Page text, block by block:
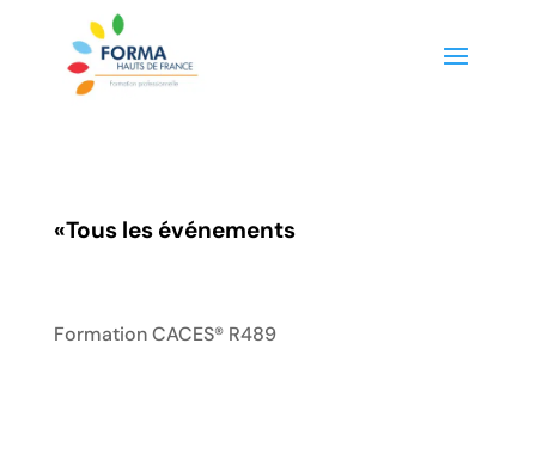
«Tous les événements
Formation CACES® R489